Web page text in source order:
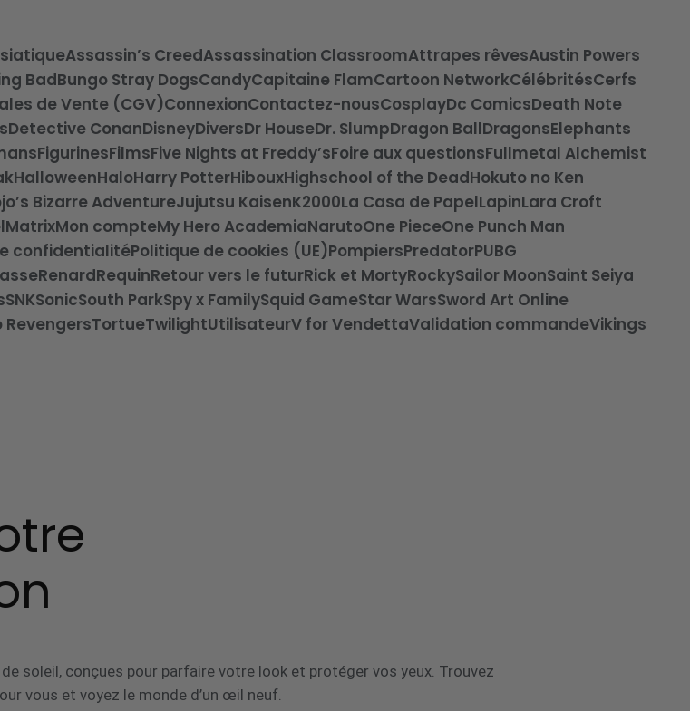
Assassin’s CreedAssassination ClassroomAttrapes rêvesAustin Powers
BadBungo Stray DogsCandyCapitaine FlamCartoon NetworkCélébritésCerfs
de Vente (CGV)ConnexionContactez-nousCosplayDc ComicsDeath Note
Detective ConanDisneyDiversDr HouseDr. SlumpDragon BallDragonsElephants
FigurinesFilmsFive Nights at Freddy’sFoire aux questionsFullmetal Alchemist
HalloweenHaloHarry PotterHibouxHighschool of the DeadHokuto no Ken
Bizarre AdventureJujutsu KaisenK2000La Casa de PapelLapinLara Croft
MatrixMon compteMy Hero AcademiaNarutoOne PieceOne Punch Man
confidentialitéPolitique de cookies (UE)PompiersPredatorPUBG
RenardRequinRetour vers le futurRick et MortyRockySailor MoonSaint Seiya
SNKSonicSouth ParkSpy x FamilySquid GameStar WarsSword Art Online
RevengersTortueTwilightUtilisateurV for VendettaValidation commandeVikings
soleil, conçues pour parfaire votre look et protéger vos yeux. Trouvez
vous et voyez le monde d’un œil neuf.